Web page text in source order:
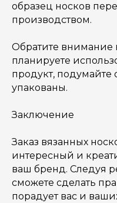
образец носков
производством.
Обратите внимание
планируете
продукт, подумайте
упакованы.
Заключение
Заказ вязанных
интересный и
ваш бренд. Следуя
сможете сделать
порадует вас и